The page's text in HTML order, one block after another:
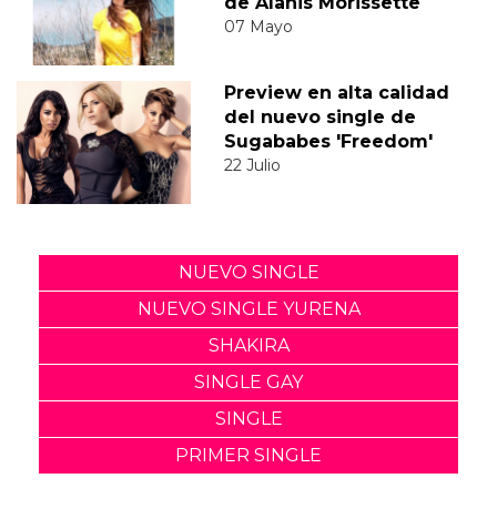
07 Mayo
Preview en alta calidad
del nuevo single de
Sugababes 'Freedom'
22 Julio
NUEVO SINGLE
NUEVO SINGLE YURENA
SHAKIRA
SINGLE GAY
SINGLE
PRIMER SINGLE